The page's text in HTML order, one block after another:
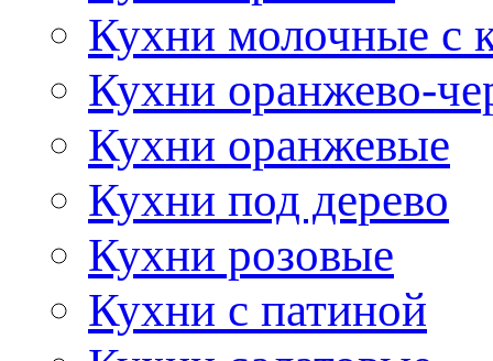
Кухни молочные с
Кухни оранжево-
Кухни оранжевые
Кухни под дерево
Кухни розовые
Кухни с патиной